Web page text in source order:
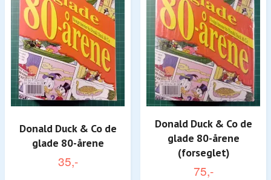
Donald Duck & Co de
glade 80-årene
35,-
Donald Duck & Co de
glade 80-årene
(forseglet)
75,-